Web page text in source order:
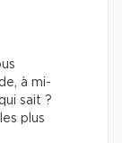
à mi-
sait ?
plus